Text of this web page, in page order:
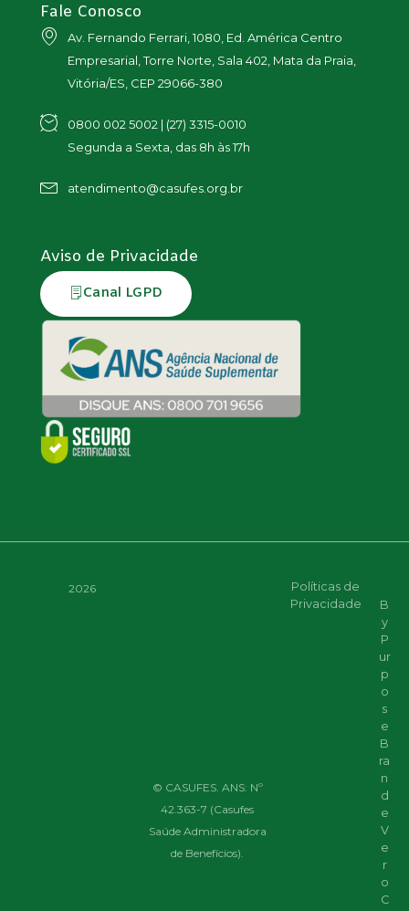
Fale Conosco
Av. Fernando Ferrari, 1080, Ed. América Centro
Empresarial, Torre Norte, Sala 402, Mata da Praia,
Vitória/ES, CEP 29066-380
0800 002 5002 | (27) 3315-0010
Segunda a Sexta, das 8h às 17h
atendimento@casufes.org.br
Aviso de Privacidade
Canal LGPD
2026
© CASUFES. ANS: Nº
42.363-7 (Casufes
Saúde Administradora
de Benefícios).
Políticas de
Privacidade
B
y
P
ur
p
o
s
e
B
ra
n
d
e
V
e
r
o
C